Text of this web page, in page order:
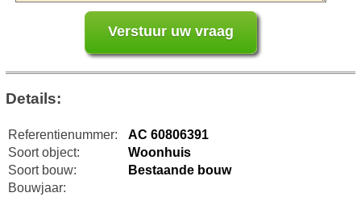
Details:
Referentienummer:
AC 60806391
Soort object:
Woonhuis
Soort bouw:
Bestaande bouw
Bouwjaar: